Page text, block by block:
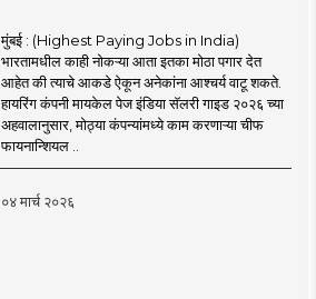
मुंबई : (Highest Paying Jobs in India)
भारतामधील काही नोकऱ्या आता इतका मोठा पगार देत
आहेत की त्याचे आकडे ऐकून अनेकांना आश्चर्य वाटू शकते.
हायरिंग कंपनी मायकेल पेज इंडिया सॅलरी गाइड २०२६ च्या
अहवालानुसार, मोठ्या कंपन्यांमध्ये काम करणाऱ्या चीफ
फायनान्शियल ..
०४ मार्च २०२६